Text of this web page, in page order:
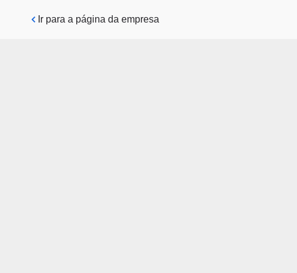
Pular para o conteúdo principal
Ir para a página da empresa